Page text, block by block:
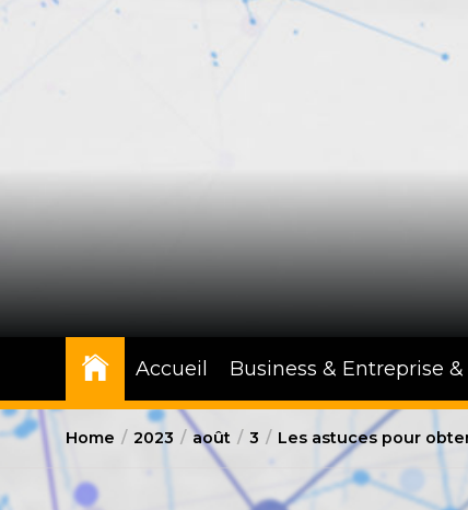
Accueil Business & Entreprise
Home 2023 août 3 Les astuces pour